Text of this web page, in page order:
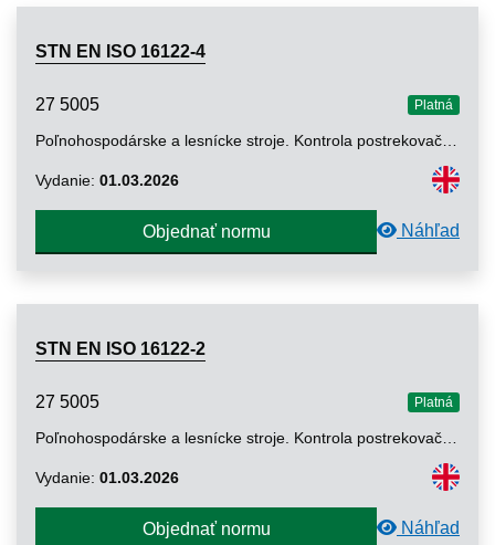
STN EN ISO 16122-4
27 5005 Platná
Vydanie: 01.03.2026
Objednať normu Náhľad
STN EN ISO 16122-2
27 5005 Platná
Vydanie: 01.03.2026
Objednať normu Náhľad